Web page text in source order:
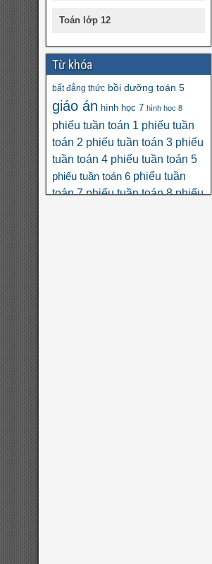
Toán lớp 12
Từ khóa
bất đẳng thức bồi dưỡng toán 5
giáo án hình học 7 hình học 8
phiếu tuần toán 1 phiếu tuần
toán 2 phiếu tuần toán 3 phiếu
tuần toán 4 phiếu tuần toán 5
phiếu tuần toán 6 phiếu tuần
toán 7 phiếu tuần toán 8 phiếu